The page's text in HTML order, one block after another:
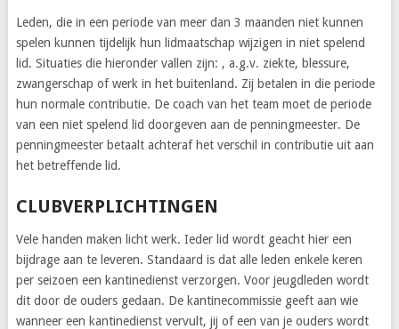
Leden, die in een periode van meer dan 3 maanden niet kunnen
spelen kunnen tijdelijk hun lidmaatschap wijzigen in niet spelend
lid. Situaties die hieronder vallen zijn: , a.g.v. ziekte, blessure,
zwangerschap of werk in het buitenland. Zij betalen in die periode
hun normale contributie. De coach van het team moet de periode
van een niet spelend lid doorgeven aan de penningmeester. De
penningmeester betaalt achteraf het verschil in contributie uit aan
het betreffende lid.
CLUBVERPLICHTINGEN
Vele handen maken licht werk. Ieder lid wordt geacht hier een
bijdrage aan te leveren. Standaard is dat alle leden enkele keren
per seizoen een kantinedienst verzorgen. Voor jeugdleden wordt
dit door de ouders gedaan. De kantinecommissie geeft aan wie
wanneer een kantinedienst vervult, jij of een van je ouders wordt